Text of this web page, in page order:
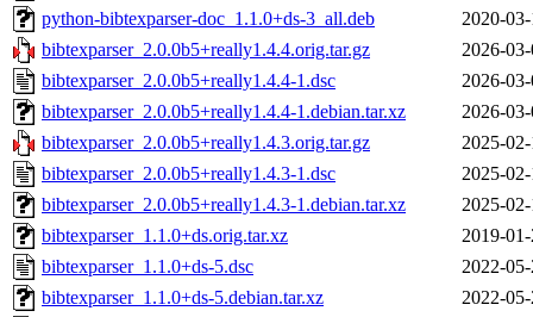
python-bibtexparser-doc_1.1.0+ds-3_all.deb
2020-
bibtexparser_2.0.0b5+really1.4.4.orig.tar.gz
2026-
bibtexparser_2.0.0b5+really1.4.4-1.dsc
2026-
bibtexparser_2.0.0b5+really1.4.4-1.debian.tar.xz
2026-
bibtexparser_2.0.0b5+really1.4.3.orig.tar.gz
2025-
bibtexparser_2.0.0b5+really1.4.3-1.dsc
2025-
bibtexparser_2.0.0b5+really1.4.3-1.debian.tar.xz
2025-
bibtexparser_1.1.0+ds.orig.tar.xz
2019-
bibtexparser_1.1.0+ds-5.dsc
2022-
bibtexparser_1.1.0+ds-5.debian.tar.xz
2022-